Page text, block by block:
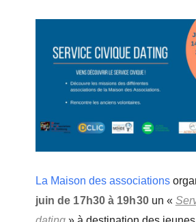
La Maison des associations
juin de 17h30 à 19h30un «